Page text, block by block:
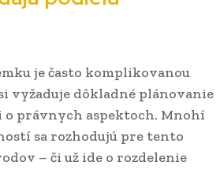
je často komplikovanou
vyžaduje dôkladné plánovanie
o právnych aspektoch. Mnohí
sa rozhodujú pre tento
– či už ide o rozdelenie